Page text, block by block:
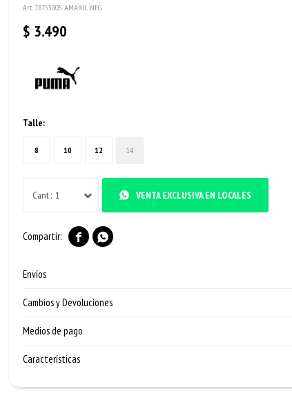
78755805 AMARIL NEG
$ 3.490
Talle:
8 10 12 14
1 VENTA EXCLUSIVA EN LOCALES
 
Envíos
Cambios y Devoluciones
Medios de pago
Características